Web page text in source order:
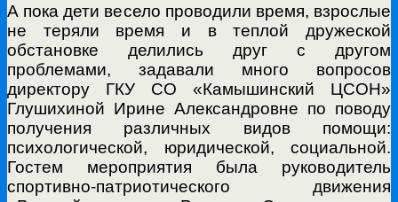
А пока дети весело проводили время, взрослые
не теряли время и в теплой дружеской
обстановке делились друг с другом
проблемами, задавали много вопросов
директору ГКУ СО «Камышинский ЦСОН»
Глушихиной Ирине Александровне по поводу
получения различных видов помощи:
психологической, юридической, социальной.
Гостем мероприятия была руководитель
спортивно-патриотического движения